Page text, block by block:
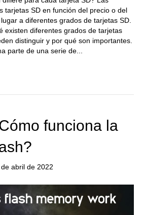
tarjetas SD en función del precio o del
a diferentes grados de tarjetas SD.
existen diferentes grados de tarjetas
distinguir y por qué son importantes.
parte de una serie de...
funciona la
abril de 2022